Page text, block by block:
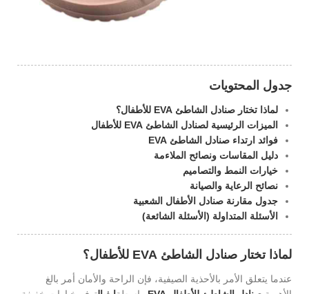
جدول المحتويات
لماذا تختار صنادل الشاطئ EVA للأطفال؟
الميزات الرئيسية لصنادل الشاطئ EVA للأطفال
فوائد ارتداء صنادل الشاطئ EVA
دليل المقاسات ونصائح الملاءمة
خيارات النمط والتصاميم
نصائح الرعاية والصيانة
جدول مقارنة صنادل الأطفال الشعبية
الأسئلة المتداولة (الأسئلة الشائعة)
لماذا تختار صنادل الشاطئ EVA للأطفال؟
عندما يتعلق الأمر بالأحذية الصيفية، فإن الراحة والأمان أمر بالغ